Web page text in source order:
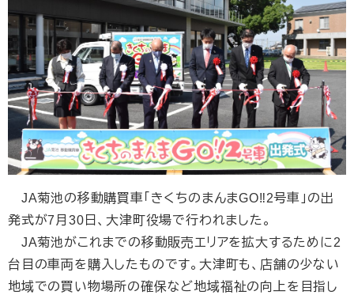
JA菊池の移動購買車「きくちのまんまGO‼2号車」の出
発式が7月30日、大津町役場で行われました。
JA菊池がこれまでの移動販売エリアを拡大するために2
台目の車両を購入したものです。大津町も、店舗の少ない
地域での買い物場所の確保など地域福祉の向上を目指し